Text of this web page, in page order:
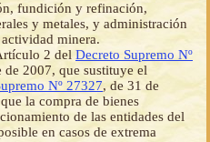
fundición y refinación,
y metales, y administración
minera.
2 del Decreto Supremo Nº
de 2007, que sustituye el
Nº 27327, de 31 de
la compra de bienes
de las entidades del
en casos de extrema